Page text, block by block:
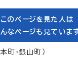
このページを見た人は
んなページも見ていま
町・銀山町）